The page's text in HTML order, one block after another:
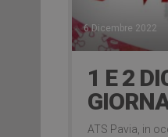
6 Dicembre 2022
1 E 2
ATS Pavia, in